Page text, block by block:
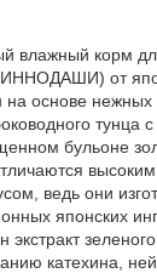
влажный корм
от
на основе нежных
тунца
бульоне
ведь они
японских
экстракт
катехина,